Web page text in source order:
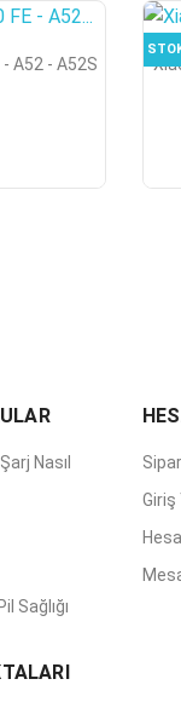
A52 - A52S
Nasıl
Sağlığı
Giriş